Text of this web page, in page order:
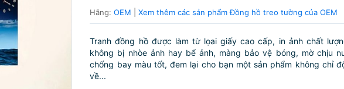
Hãng:OEM |Xem thêm các sản phẩm Đồng hồ treo tường của OEM
Tranh đồng hồ được làm từ lọai giấy cao cấp, in ảnh chất
không bị nhòe ảnh hay bể ảnh, màng bảo vệ bóng, mờ chịu
chống bay màu tốt, đem lại cho bạn một sản phẩm không chỉ
về...